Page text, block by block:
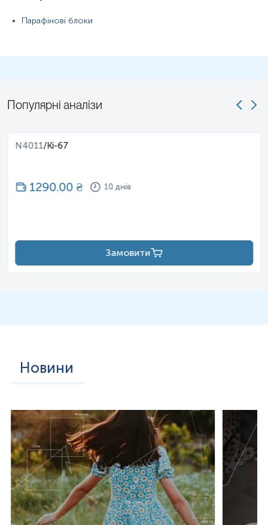
Парафінові блоки
Популярні аналізи
N4011/Ki-67
1290.00₴ 10 днів
Замовити
Новини